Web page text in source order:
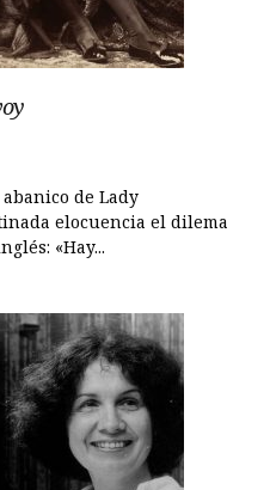
de Lady
elocuencia el dilema
«Hay...